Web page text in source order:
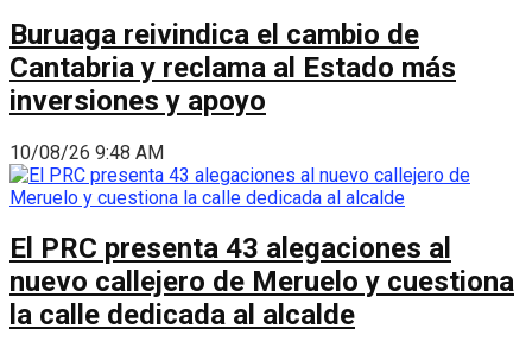
Buruaga reivindica el cambio de
Cantabria y reclama al Estado más
inversiones y apoyo
10/08/26 9:48 AM
El PRC presenta 43 alegaciones al
nuevo callejero de Meruelo y cuestiona
la calle dedicada al alcalde